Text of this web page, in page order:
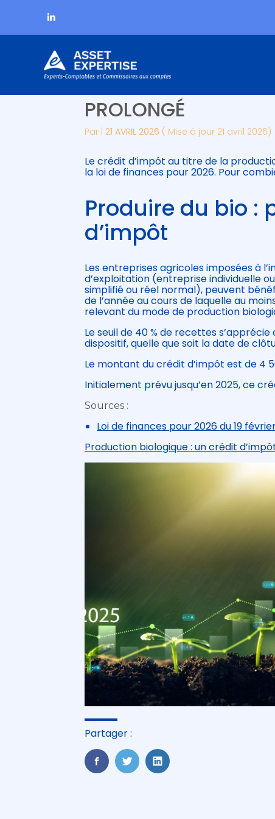
Aller
au
PRODUCTION
PROLONGÉ
Par |21 AVRIL 2026 ( Mise à jour 21 avril 2026)
Le crédit d’impôt au titre de la
la loi de finances pour 2026. Pour
Produire du bio :
d’impôt
Les entreprises agricoles imposées à
d’exploitation (entreprise individuelle
simplifié ou réel normal), peuvent
de l’année au cours de laquelle au
relevant du mode de production
Le seuil de 40 % de recettes
dispositif, quelle que soit la date de
Le montant du crédit d’impôt est de 4
Initialement prévu jusqu’en 2025, ce
Sources :
Loi de finances pour 2026 du 19
Production biologique : un crédit
Partager :
FaceBook
TwitterLinkedIn